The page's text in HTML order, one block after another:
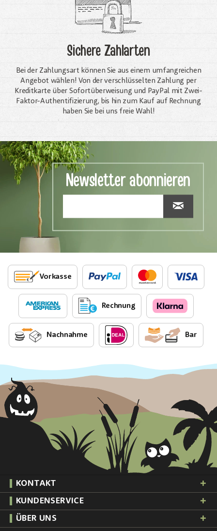
Sichere Zahlarten
Bei der Zahlungsart können Sie aus einem umfangreichen
Angebot wählen! Von der verschlüsselten Zahlung per
Kreditkarte über Sofortüberweisung und PayPal mit Zwei-
Faktor-Authentifizierung, bis hin zum Kauf auf Rechnung
haben Sie bei uns freie Wahl!
Newsletter abonnieren
Vorkasse
Rechnung
Nachnahme Bar
KONTAKT
KUNDENSERVICE
ÜBER UNS